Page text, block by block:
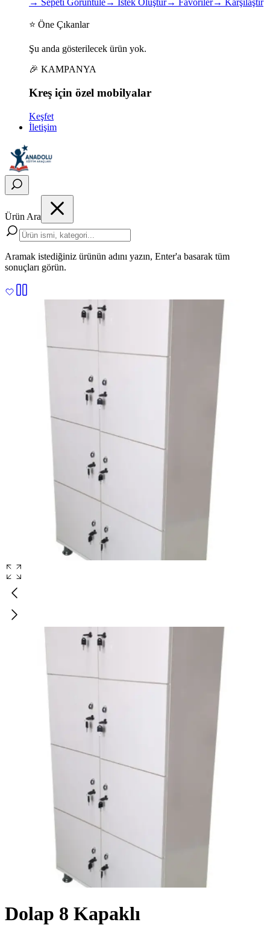
→ Sepeti Görüntüle→ İstek Oluştur→ Favoriler→ Karşılaştır
⭐ Öne Çıkanlar
Şu anda gösterilecek ürün yok.
🎉 KAMPANYA
Kreş için özel mobilyalar
Keşfet
İletişim
Ürün Ara
Aramak istediğiniz ürünün adını yazın, Enter'a basarak tüm
sonuçları görün.
Dolap 8 Kapaklı